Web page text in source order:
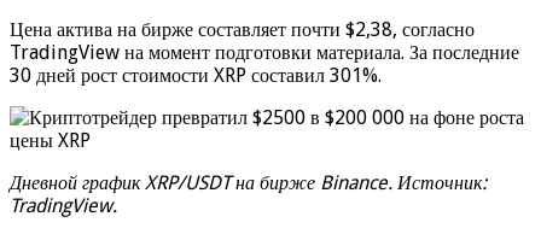
Цена актива на бирже составляет почти $2,38, согласно
TradingView на момент подготовки материала. За последние
30 дней рост стоимости XRP составил 301%.
Дневной график XRP/USDT на бирже Binance. Источник:
TradingView.